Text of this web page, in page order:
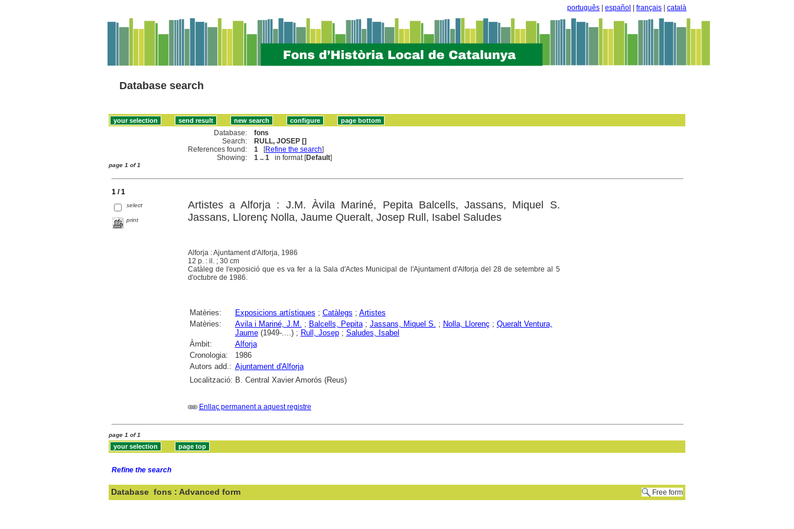
português español français català
Database search
Database:
fons
Search:
RULL, JOSEP []
References found:
1 [Refine the search]
Showing:
1 .. 1 in format [Default]
page 1 of 1
1 / 1
select
print
Artistes a Alforja : J.M. Àvila Mariné, Pepita Balcells, Jassans, Miquel S.
Jassans, Llorenç Nolla, Jaume Queralt, Josep Rull, Isabel Saludes
Alforja : Ajuntament d'Alforja, 1986
12 p. : il. ; 30 cm
Catàleg de l'exposició que es va fer a la Sala d'Actes Municipal de l'Ajuntament d'Alforja del 28 de setembre al 5
d'octubre de 1986.
Matèries: Exposicions artístiques ; Catàlegs ; Artistes
Matèries:
Avila i Mariné, J.M. ; Balcells, Pepita; Jassans, Miquel S. ; Nolla, Llorenç ; Queralt Ventura,
Jaume(1949-....) ; Rull, Josep; Saludes, Isabel
Àmbit:
Alforja
Cronologia:
1986
Autors add.: Ajuntament d'Alforja
Localització: B. Central Xavier Amorós (Reus)
Enllaç permanent a aquest registre
page 1 of 1
Refine the search
Database fons : Advanced form Free form